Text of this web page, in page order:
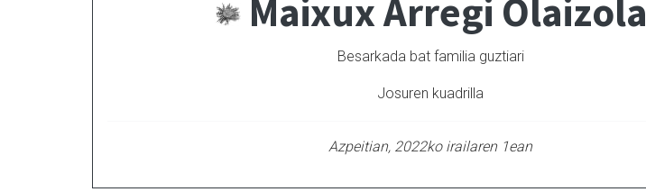
Maixux Arregi Olaizola
Besarkada bat familia guztiari
Josuren kuadrilla
Azpeitian, 2022ko irailaren 1ean